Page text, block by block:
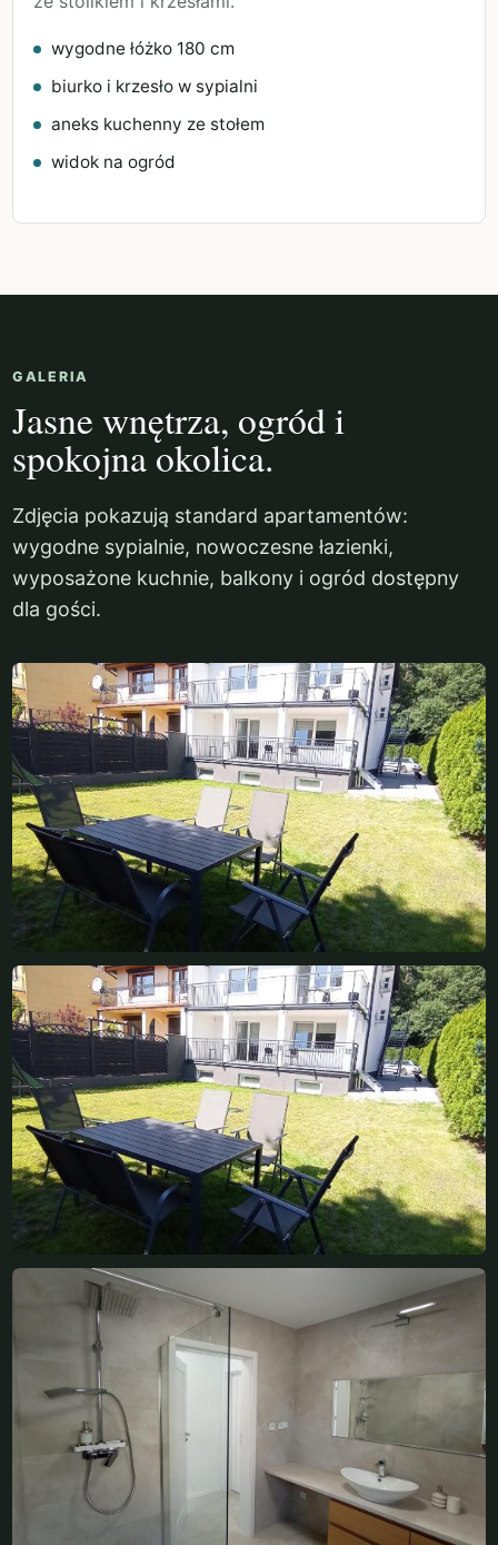
wygodne łóżko 180 cm
biurko i krzesło w sypialni
aneks kuchenny ze stołem
widok na ogród
GALERIA
Jasne wnętrza, ogród i
spokojna okolica.
Zdjęcia pokazują standard apartamentów:
wygodne sypialnie, nowoczesne łazienki,
wyposażone kuchnie, balkony i ogród dostępny
dla gości.